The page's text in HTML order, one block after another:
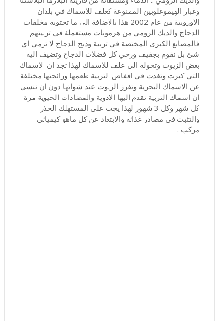
وغبار الهيموغلوبين الممنوعة كعلف للاسماك في بلدان
الاوروبية من عام 2002 هذا بالاضافة الى ما تحتويه مخلفات
الدجاج والديك الرومي من هرمونات مستعملة في تربيتهم
فالمصابع الكبرى المختصة في تربية وذبح الدجاج لا ترمي اي
شئ بل تقوم بجفيف ورحي كل فضلات الدجاج وتضيف اليه
بعض الزيوت وتحوله الى علف للاسماك لهذا تجد ان الاسماك
التي كبرت وتغذت في اقفاص التربية طعمها ورائحتها مختلفة
عن الاسماك البحرية وتفرز الزيوت عند شوائها دون ان ننسي
ان اسماك التربية تقدم اليها الادوية والمضادات الحيوية مرة
كل شهر وكل 3 شهور لهذا يجب على المستهلك الحذر
والتثبت في مصادر غذائه والابتعاد عن كل ماهو كيميائي
مركب .